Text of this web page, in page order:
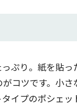
ぷり。紙を貼
コツです。小
イプのポシェッ